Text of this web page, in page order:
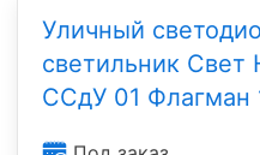
Уличный
светильник Свет
ССдУ 01 Флагман